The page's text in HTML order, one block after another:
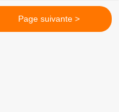
Page suivante >